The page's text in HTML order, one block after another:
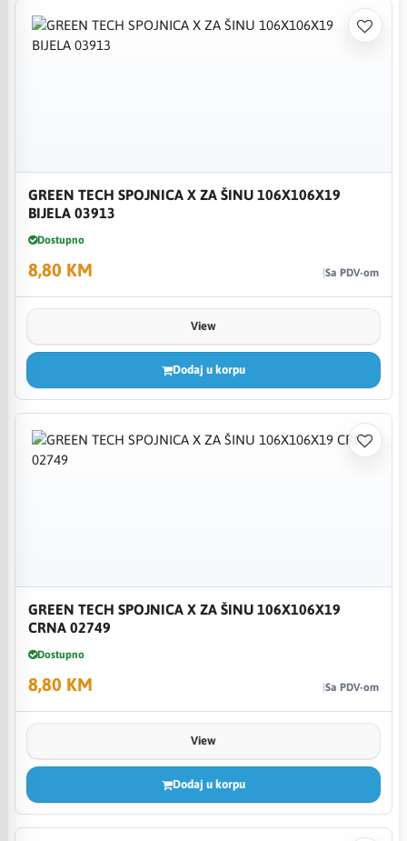
GREEN TECH SPOJNICA X ZA ŠINU 106X106X19
BIJELA 03913
Dostupno
8,80 KM Sa PDV-om
View
Dodaj u korpu
GREEN TECH SPOJNICA X ZA ŠINU 106X106X19
CRNA 02749
Dostupno
8,80 KM Sa PDV-om
View
Dodaj u korpu